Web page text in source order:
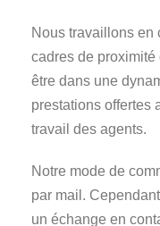
Nous travaillons en
cadres de
être dans une
prestations offertes
travail des agents.
Notre mode de
par mail.
un échange en